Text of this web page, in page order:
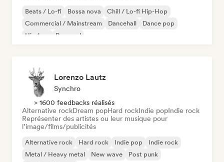
Beats / Lo-fi Bossa nova
Chill / Lo-fi Hip-Hop
Commercial / Mainstream
Dancehall
Dance pop
Hip-hop
Pop soul
Lorenzo Lautz
Synchro
> 1600 feedbacks réalisés
Alternative rockDream popHard rockIndie popIndie rock
Représenter des artistes ou leur musique pour
l’image/films/publicités
Alternative rock Hard rock Indie pop
Indie rock
Metal / Heavy metal
New wave
Post punk